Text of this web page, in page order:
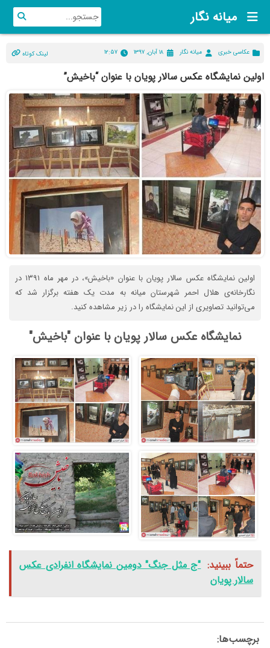
میانه نگار
عکاسی خبری میانه نگار ۱۸ آبان, ۱۳۹۷ ۱۲:۵۷ لینک کوتاه
اولین نمایشگاه عکس سالار پویان با عنوان “باخیش”
اولین نمایشگاه عکس سالار پویان با عنوان «باخیش»، در مهر ماه ۱۳۹۱ در
نگارخانه‌ی هلال احمر شهرستان میانه به مدت یک هفته برگزار شد که
می‌توانید تصاویری از این نمایشگاه را در زیر مشاهده کنید.
نمایشگاه عکس سالار پویان با عنوان "باخیش"
حتماً ببینید: "ج مثل جنگ" دومین نمایشگاه انفرادی عکس
سالار پویان
برچسب‌ها: